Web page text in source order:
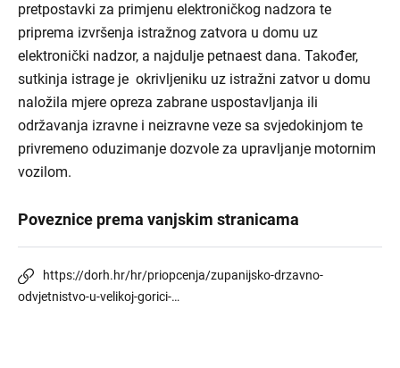
pretpostavki za primjenu elektroničkog nadzora te
priprema izvršenja istražnog zatvora u domu uz
elektronički nadzor, a najdulje petnaest dana. Također,
sutkinja istrage je okrivljeniku uz istražni zatvor u domu
naložila mjere opreza zabrane uspostavljanja ili
održavanja izravne i neizravne veze sa svjedokinjom te
privremeno oduzimanje dozvole za upravljanje motornim
vozilom.
Poveznice prema vanjskim stranicama
https://dorh.hr/hr/priopcenja/zupanijsko-drzavno-
odvjetnistvo-u-velikoj-gorici-…